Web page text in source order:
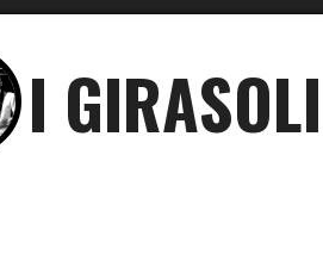
I GIRASOLI